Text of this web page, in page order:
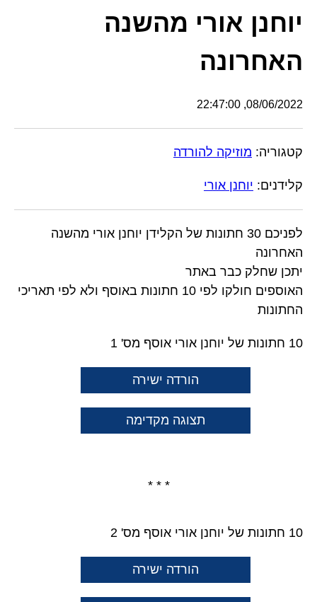
יוחנן אורי מהשנה
האחרונה
08/06/2022, 22:47:00
קטגוריה: מוזיקה להורדה
קלידנים: יוחנן אורי
לפניכם 30 חתונות של הקלידן יוחנן אורי מהשנה
האחרונה
יתכן שחלק כבר באתר
האוספים חולקו לפי 10 חתונות באוסף ולא לפי תאריכי
החתונות
10 חתונות של יוחנן אורי אוסף מס' 1
הורדה ישירה
תצוגה מקדימה
* * *
10 חתונות של יוחנן אורי אוסף מס' 2
הורדה ישירה